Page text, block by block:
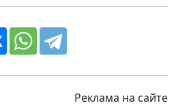
Реклама на сайте